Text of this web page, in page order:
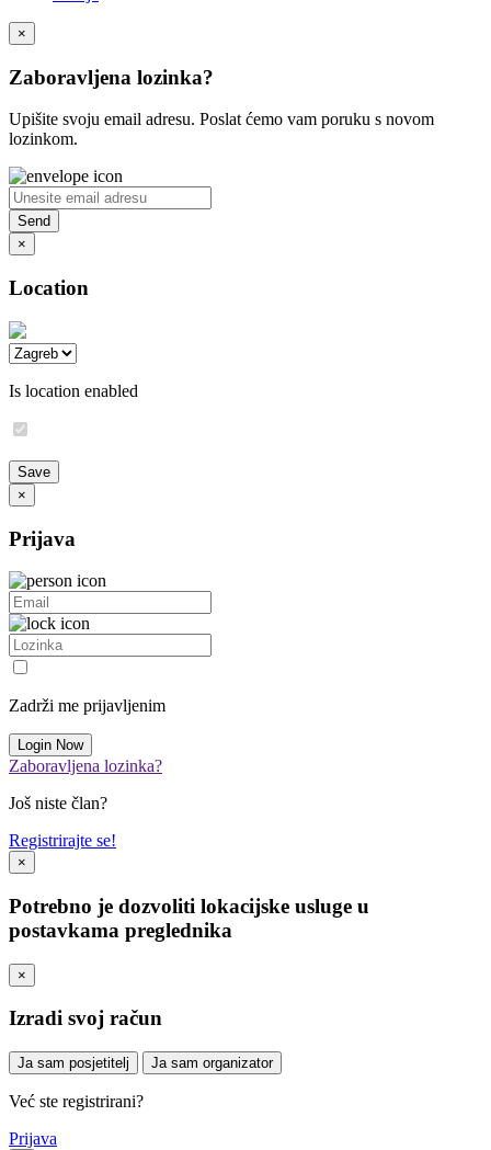
×
Zaboravljena lozinka?
Upišite svoju email adresu. Poslat ćemo vam poruku s novom
lozinkom.
×
Location
Is location enabled
×
Prijava
Zadrži me prijavljenim
Zaboravljena lozinka?
Još niste član?
Registrirajte se!
×
Potrebno je dozvoliti lokacijske usluge u
postavkama preglednika
×
Izradi svoj račun
Ja sam posjetitelj Ja sam organizator
Već ste registrirani?
Prijava